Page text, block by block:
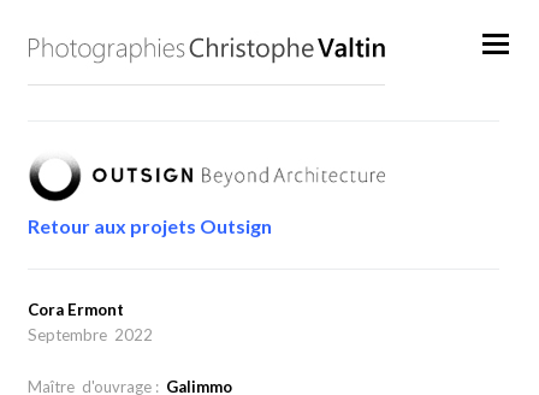
Retour aux projets Outsign
Cora Ermont
Septembre 2022
Maître d'ouvrage : Galimmo